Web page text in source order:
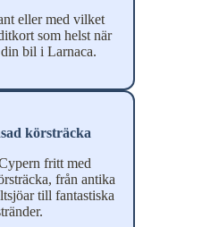
eller med vilket
som helst när
bil i Larnaca.
körsträcka
fritt med
från antika
till fantastiska